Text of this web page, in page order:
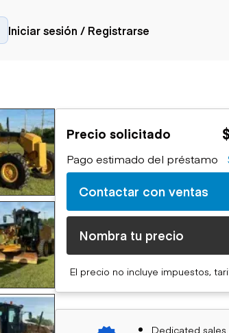
Camiones articulados
Camiones con
plataforma
Camiones volquetes
Camiones de
transporte
Camiones fuera de
carretera
Camiones de servicio
Camiones especiales
Camiones con
remolque cisterna
Iniciar sesión / Registrarse
Contactar con ventas
Precio solicitado
Pago estimado del préstamo
Contactar con ventas
Nombra tu precio
El precio no incluye impuestos,
Dedicated